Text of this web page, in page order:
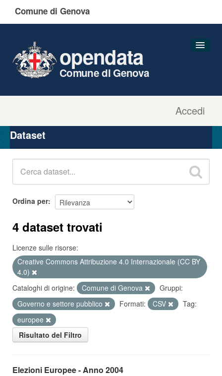
Comune di Genova
Accedi
opendata
Comune di Genova
Organizzazioni
Gruppi
Dataset
Ordina per
4 dataset trovati
Licenze sulle risorse:
Creative Commons Attribuzione 4.0 Internazionale (CC BY
4.0)
Cataloghi di origine:
Comune di Genova
Gruppi:
Governo e settore pubblico
Formati: CSV
Tag:
europee
Risultato del Filtro
Elezioni Europee - Anno 2004